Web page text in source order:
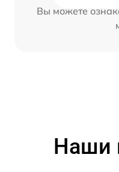
Вы можете
Наши